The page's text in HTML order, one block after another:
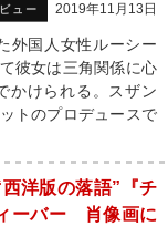
ュー 2019年11月13日
外国人女性ルーシー
彼女は三角関係に心
かけられる。スザン
トのプロデュースで
西洋版の落語”『チ
ーバー 肖像画に